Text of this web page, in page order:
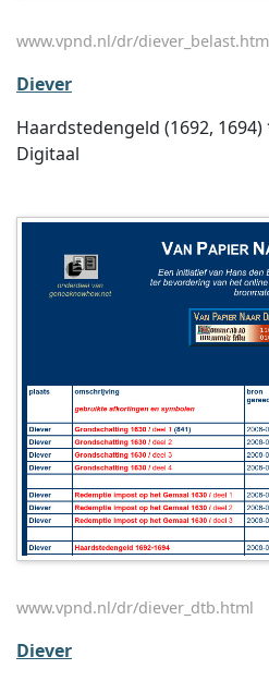
www.vpnd.nl/dr/
Diever
Haardstedengeld (1692,
Digitaal
www.vpnd.nl/dr/diever_dtb.html
Diever